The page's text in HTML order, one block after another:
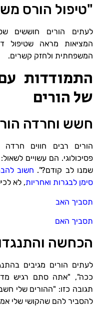
"טיפול הורס
לעתים הורים חוששים
המציאות מראה שטיפול
המשפחתית ולחזק קשרים.
התמודדות
של הורים
חשש וחרדה
הורים רבים חווים
פסיכולוגי. הם עשויים
שמנו לב קודם?". חשוב
סימן לבגרות ואחריות, לא
תסביך האב
תסביך האם
הכחשה
לעתים הורים מגיבים
ככה", "אתה סתם רגיש
תגובה כזו: "ההורים שלי
להסביר להם שהקושי שלי